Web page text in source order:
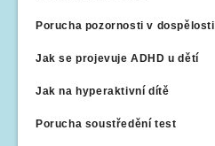
Porucha pozornosti v dospělosti
Jak se projevuje ADHD u dětí
Jak na hyperaktivní dítě
Porucha soustředění test